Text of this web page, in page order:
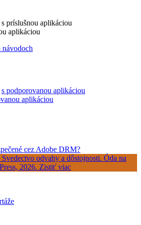
príslušnou aplikáciou
aplikáciou
návodoch
s podporovanou aplikáciou
aplikáciou
cez Adobe DRM?